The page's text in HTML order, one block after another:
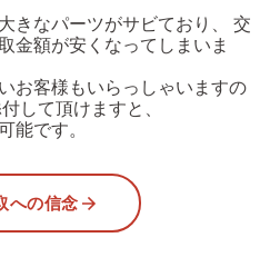
きなパーツがサビており、 交
金額が安くなってしまいま
お客様もいらっしゃいますの
して頂けますと、
能です。
への信念